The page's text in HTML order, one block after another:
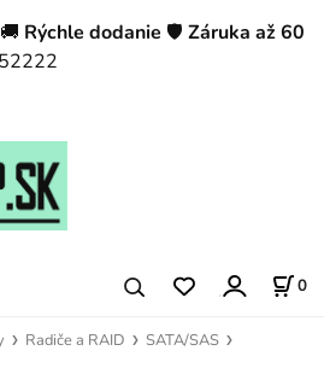
🚚 Rýchle dodanie 🛡️ Záruka až 60
0
Radiče a RAID SATA/SAS